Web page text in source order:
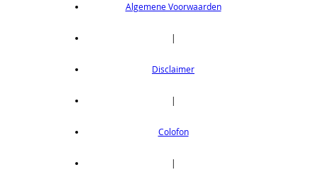
Algemene Voorwaarden
|
Disclaimer
|
Colofon
|